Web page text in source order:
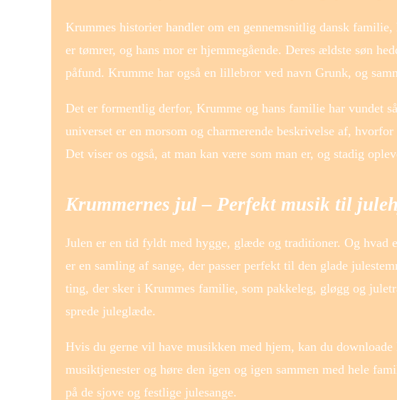
Krummes historier handler om en gennemsnitlig dansk
er tømrer, og hans mor er hjemmegående. Deres ældste søn
påfund. Krumme har også en lillebror ved navn Grunk, og
Det er formentlig derfor, Krumme og hans familie har vundet
universet er en morsom og charmerende beskrivelse af,
Det viser os også, at man kan være som man er, og stadig
Krummernes jul – Perfekt musik til
Julen er en tid fyldt med hygge, glæde og traditioner. Og hvad
er en samling af sange, der passer perfekt til den glade
ting, der sker i Krummes familie, som pakkeleg, gløgg og
sprede juleglæde.
Hvis du gerne vil have musikken med hjem, kan du
musiktjenester og høre den igen og igen sammen med hele
på de sjove og festlige julesange.